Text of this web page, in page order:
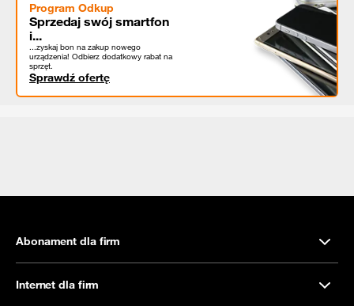
Program Odkup
Sprzedaj swój smartfon
i...
...zyskaj bon na zakup nowego
urządzenia! Odbierz dodatkowy rabat na
sprzęt.
Sprawdź ofertę
Abonament dla firm
Internet dla firm